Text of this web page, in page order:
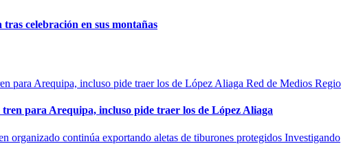
celebración en sus montañas
Red de Medios
para Arequipa, incluso pide traer los de López Aliaga
Investigando